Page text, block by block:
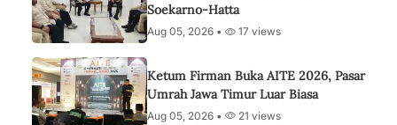
Soekarno-Hatta
Aug 05, 2026 • 17 views
Ketum Firman Buka AITE 2026, Pasar
Umrah Jawa Timur Luar Biasa
Aug 05, 2026 • 21 views